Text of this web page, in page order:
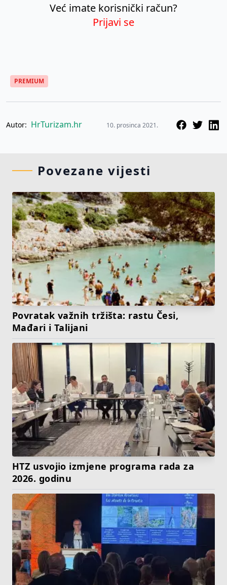
Već imate korisnički račun?
Prijavi se
PREMIUM
Autor: HrTurizam.hr 10. prosinca 2021.
Povezane vijesti
Povratak važnih tržišta: rastu Česi,
Mađari i Talijani
HTZ usvojio izmjene programa rada za
2026. godinu